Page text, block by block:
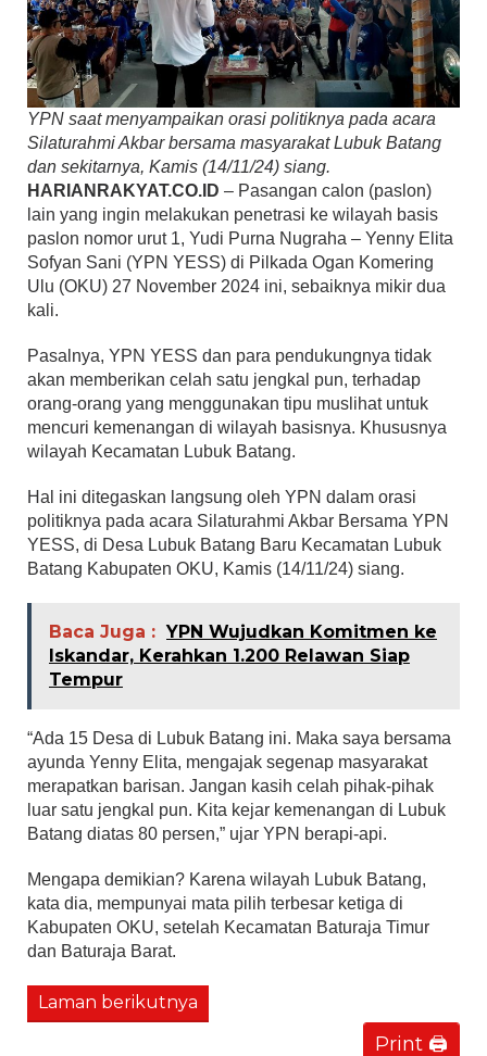
YPN saat menyampaikan orasi politiknya pada acara
Silaturahmi Akbar bersama masyarakat Lubuk Batang
dan sekitarnya, Kamis (14/11/24) siang.
HARIANRAKYAT.CO.ID – Pasangan calon (paslon)
lain yang ingin melakukan penetrasi ke wilayah basis
paslon nomor urut 1, Yudi Purna Nugraha – Yenny Elita
Sofyan Sani (YPN YESS) di Pilkada Ogan Komering
Ulu (OKU) 27 November 2024 ini, sebaiknya mikir dua
kali.
Pasalnya, YPN YESS dan para pendukungnya tidak
akan memberikan celah satu jengkal pun, terhadap
orang-orang yang menggunakan tipu muslihat untuk
mencuri kemenangan di wilayah basisnya. Khususnya
wilayah Kecamatan Lubuk Batang.
Hal ini ditegaskan langsung oleh YPN dalam orasi
politiknya pada acara Silaturahmi Akbar Bersama YPN
YESS, di Desa Lubuk Batang Baru Kecamatan Lubuk
Batang Kabupaten OKU, Kamis (14/11/24) siang.
Baca Juga : YPN Wujudkan Komitmen ke
Iskandar, Kerahkan 1.200 Relawan Siap
Tempur
“Ada 15 Desa di Lubuk Batang ini. Maka saya bersama
ayunda Yenny Elita, mengajak segenap masyarakat
merapatkan barisan. Jangan kasih celah pihak-pihak
luar satu jengkal pun. Kita kejar kemenangan di Lubuk
Batang diatas 80 persen,” ujar YPN berapi-api.
Mengapa demikian? Karena wilayah Lubuk Batang,
kata dia, mempunyai mata pilih terbesar ketiga di
Kabupaten OKU, setelah Kecamatan Baturaja Timur
dan Baturaja Barat.
Laman berikutnya
Print 🖨